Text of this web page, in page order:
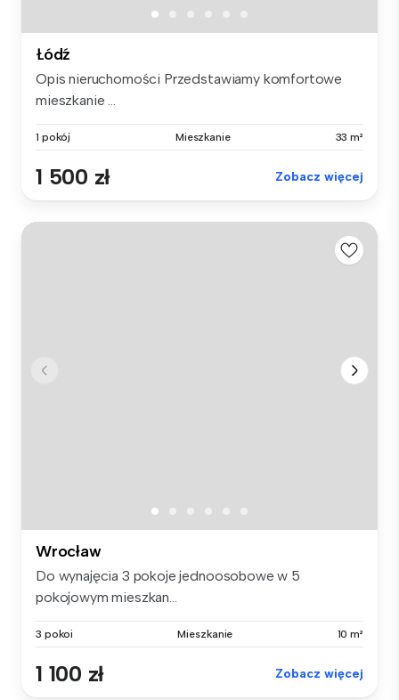
Łódź
Opis nieruchomości Przedstawiamy komfortowe
mieszkanie ...
1 pokój Mieszkanie 33 m²
1 500 zł Zobacz więcej
Wrocław
Do wynajęcia 3 pokoje jednoosobowe w 5
pokojowym mieszkan...
3 pokoi Mieszkanie 10 m²
1 100 zł Zobacz więcej